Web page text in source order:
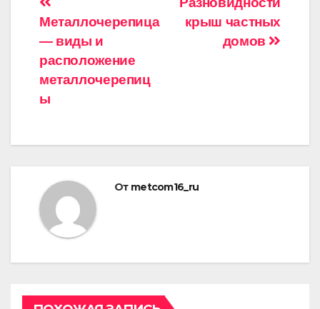
Навигация
по
записям
крыш частных
домов
Металлочерепица
— виды и
расположение
металлочерепиц
ы
От metcom16_ru